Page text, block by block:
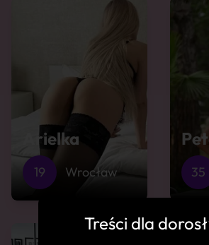
Arielka
19 Wrocław 35
Treści dla